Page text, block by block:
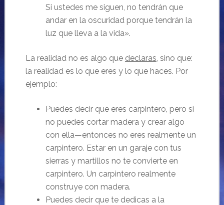
Si ustedes me siguen, no tendrán que
andar en la oscuridad porque tendrán la
luz que lleva a la vida».
La realidad no es algo que declaras , sino que:
la realidad es lo que eres y lo que haces. Por
ejemplo:
Puedes decir que eres carpintero, pero si
no puedes cortar madera y crear algo
con ella—entonces no eres realmente un
carpintero. Estar en un garaje con tus
sierras y martillos no te convierte en
carpintero. Un carpintero realmente
construye con madera.
Puedes decir que te dedicas a la